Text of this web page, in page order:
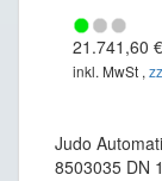
21.741,60 €
inkl. MwSt ,
Judo
8503035 DN